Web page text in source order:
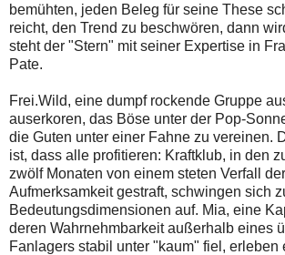
bemühten, jeden Beleg für seine These
reicht, den Trend zu beschwören, dann
steht der "Stern" mit seiner Expertise in
Pate.
Frei.Wild, eine dumpf rockende Gruppe
auserkoren, das Böse unter der Pop-
die Guten unter einer Fahne zu vereinen.
ist, dass alle profitieren: Kraftklub, in den
zwölf Monaten von einem steten Verfall
Aufmerksamkeit gestraft, schwingen sich
Bedeutungsdimensionen auf. Mia, eine
deren Wahrnehmbarkeit außerhalb eines
Fanlagers stabil unter "kaum" fiel, erleben